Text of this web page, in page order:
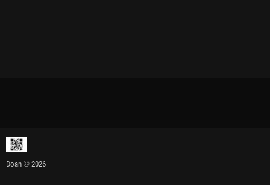
Doan © 2026